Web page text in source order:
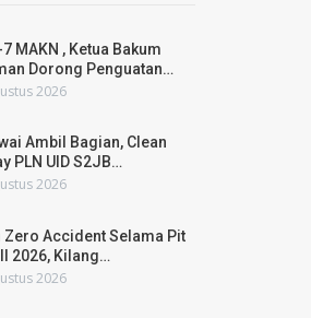
MAKN , Ketua Bakum
Dorong Penguatan…
2026
Ambil Bagian, Clean
PLN UID S2JB…
2026
Zero Accident Selama Pit
2026, Kilang…
2026